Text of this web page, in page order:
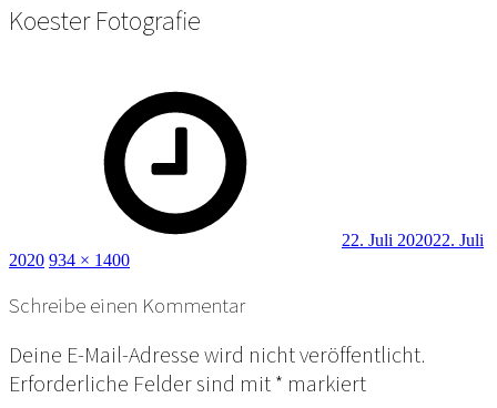
Koester Fotografie
22. Juli 202022. Juli
2020 Full
934 × 1400
Schreibe einen Kommentar
Deine E-Mail-Adresse wird nicht veröffentlicht.
Erforderliche Felder sind mit* markiert